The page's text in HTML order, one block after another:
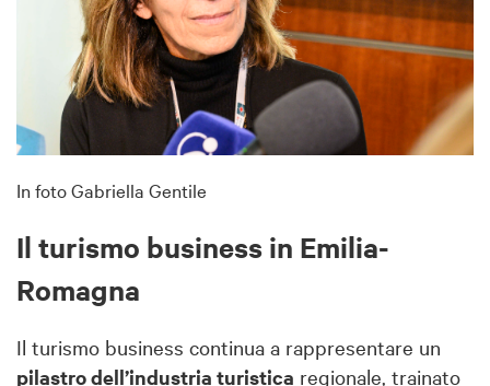
In foto Gabriella Gentile
Il turismo business in Emilia-
Romagna
Il turismo business continua a rappresentare un
pilastro dell’industria turistica regionale, trainato